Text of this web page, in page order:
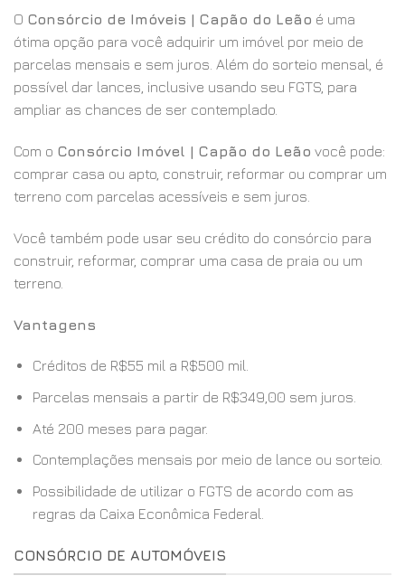
O Consórcio de Imóveis | Capão do Leão é uma
ótima opção para você adquirir um imóvel por meio de
parcelas mensais e sem juros. Além do sorteio mensal, é
possível dar lances, inclusive usando seu FGTS, para
ampliar as chances de ser contemplado.
Com o Consórcio Imóvel | Capão do Leão você pode:
comprar casa ou apto, construir, reformar ou comprar um
terreno com parcelas acessíveis e sem juros.
Você também pode usar seu crédito do consórcio para
construir, reformar, comprar uma casa de praia ou um
terreno.
Vantagens
Créditos de R$55 mil a R$500 mil.
Parcelas mensais a partir de R$349,00 sem juros.
Até 200 meses para pagar.
Contemplações mensais por meio de lance ou sorteio.
Possibilidade de utilizar o FGTS de acordo com as
regras da Caixa Econômica Federal.
CONSÓRCIO DE AUTOMÓVEIS